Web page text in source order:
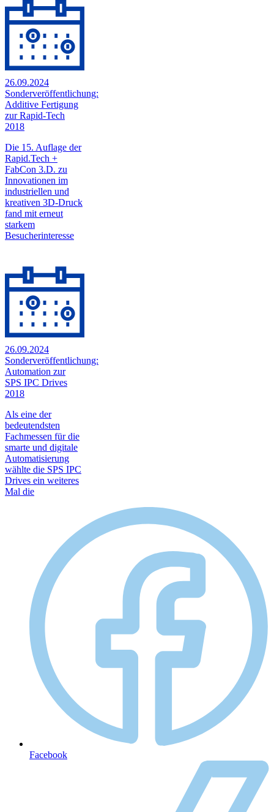
26.09.2024
Sonderveröffentlichung:
Additive Fertigung
zur Rapid-Tech
2018
Die 15. Auflage der
Rapid.Tech +
FabCon 3.D. zu
Innovationen im
industriellen und
kreativen 3D-Druck
fand mit erneut
starkem
Besucherinteresse
26.09.2024
Sonderveröffentlichung:
Automation zur
SPS IPC Drives
2018
Als eine der
bedeutendsten
Fachmessen für die
smarte und digitale
Automatisierung
wählte die SPS IPC
Drives ein weiteres
Mal die
Facebook